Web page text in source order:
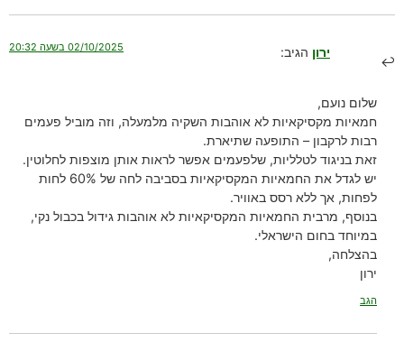
ירון הגיב: 02/10/2025 בשעה 20:32
שלום נועם,
חמאיות מקסיקאיות לא אוהבות השקיה מלמעלה, וזה מוביל פעמים
רבות לרקבון – התופעה שתיארת.
זאת בניגוד לטלליות, שלפעמים אפשר לראות אותן מוצפות לחלוטין.
יש לגדל את החמאיות המקסיקאיות בסביבה לחה של 60% לחות
לפחות, אך ללא רסס באוויר.
בנוסף, מרבית החמאיות המקסיקאיות לא אוהבות גידול בכבול נקי,
במיוחד בחום הישראלי.
בהצלחה,
ירון
הגב